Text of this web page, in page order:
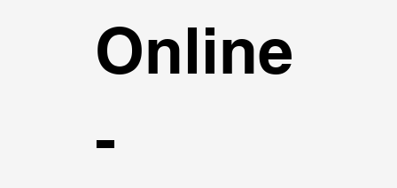
Online
-